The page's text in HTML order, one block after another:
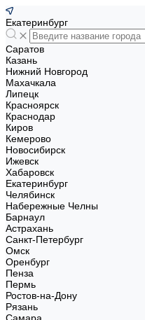
Екатеринбург
Саратов
Казань
Нижний Новгород
Махачкала
Липецк
Красноярск
Краснодар
Киров
Кемерово
Новосибирск
Ижевск
Хабаровск
Екатеринбург
Челябинск
Набережные Челны
Барнаул
Астрахань
Санкт-Петербург
Омск
Оренбург
Пенза
Пермь
Ростов-на-Дону
Рязань